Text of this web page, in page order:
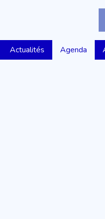
Actualités Agenda